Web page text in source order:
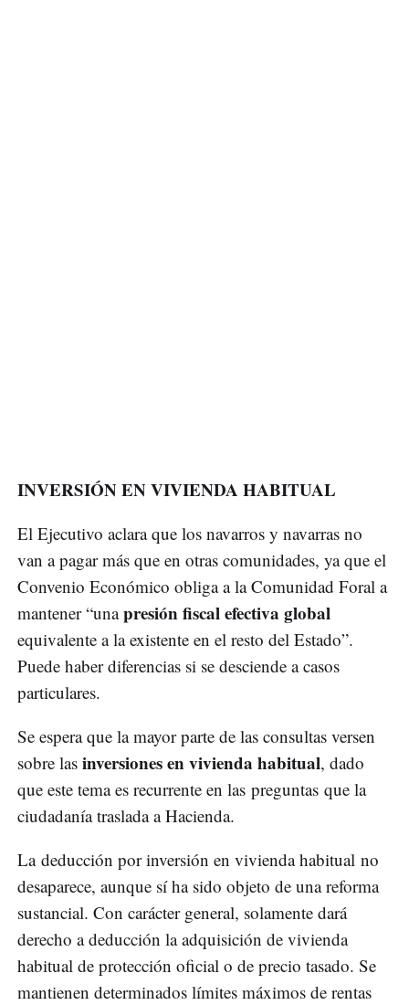
INVERSIÓN EN VIVIENDA HABITUAL
El Ejecutivo aclara que los navarros y navarras no
van a pagar más que en otras comunidades, ya que el
Convenio Económico obliga a la Comunidad Foral a
mantener “unapresión fiscal efectiva global
equivalente a la existente en el resto del Estado”.
Puede haber diferencias si se desciende a casos
particulares.
Se espera que la mayor parte de las consultas versen
sobre las inversiones en vivienda habitual, dado
que este tema es recurrente en las preguntas que la
ciudadanía traslada a Hacienda.
La deducción por inversión en vivienda habitual no
desaparece, aunque sí ha sido objeto de una reforma
sustancial. Con carácter general, solamente dará
derecho a deducción la adquisición de vivienda
habitual de protección oficial o de precio tasado. Se
mantienen determinados límites máximos de rentas